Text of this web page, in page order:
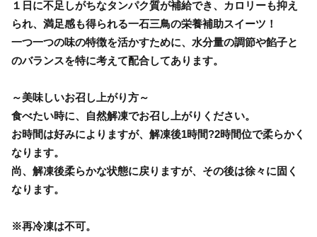
１日に不足しがちなタンパク質が補給でき、カロリーも抑え
られ、満足感も得られる一石三鳥の栄養補助スイーツ！
一つ一つの味の特徴を活かすために、水分量の調節や餡子と
のバランスを特に考えて配合してあります。
～美味しいお召し上がり方～
食べたい時に、自然解凍でお召し上がりください。
お時間は好みによりますが、解凍後1時間?2時間位で柔らかく
なります。
尚、解凍後柔らかな状態に戻りますが、その後は徐々に固く
なります。
※再冷凍は不可。